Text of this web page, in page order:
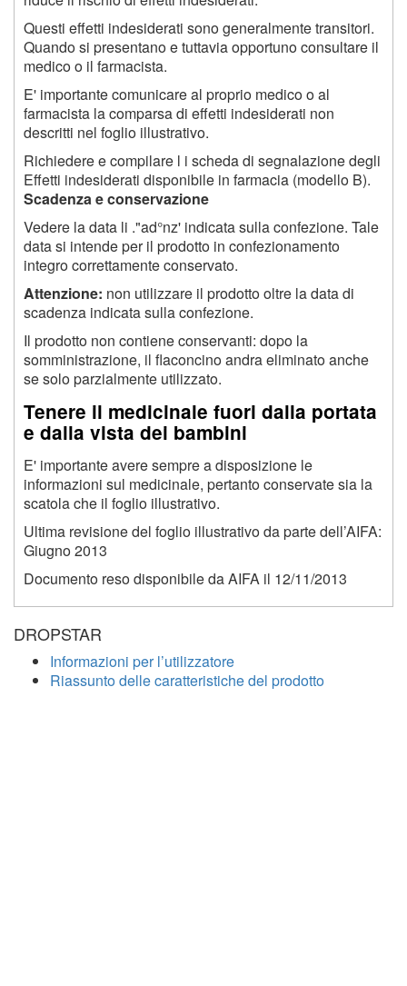
Questi effetti indesiderati sono generalmente transitori.
Quando si presentano e tuttavia opportuno consultare il
medico o il farmacista.
E' importante comunicare al proprio medico o al
farmacista la comparsa di effetti indesiderati non
descritti nel foglio illustrativo.
Richiedere e compilare l i scheda di segnalazione degli
Effetti indesiderati disponibile in farmacia (modello B).
Scadenza e conservazione
Vedere la data li ."ad°nz' indicata sulla confezione. Tale
data si intende per il prodotto in confezionamento
integro correttamente conservato.
Attenzione: non utilizzare il prodotto oltre la data di
scadenza indicata sulla confezione.
Il prodotto non contiene conservanti: dopo la
somministrazione, il flaconcino andra eliminato anche
se solo parzialmente utilizzato.
Tenere il medicinale fuori dalla portata
e dalla vista dei bambini
E' importante avere sempre a disposizione le
informazioni sul medicinale, pertanto conservate sia la
scatola che il foglio illustrativo.
Ultima revisione del foglio illustrativo da parte dell’AIFA:
Giugno 2013
Documento reso disponibile da AIFA il 12/11/2013
DROPSTAR
Informazioni per l’utilizzatore
Riassunto delle caratteristiche del prodotto